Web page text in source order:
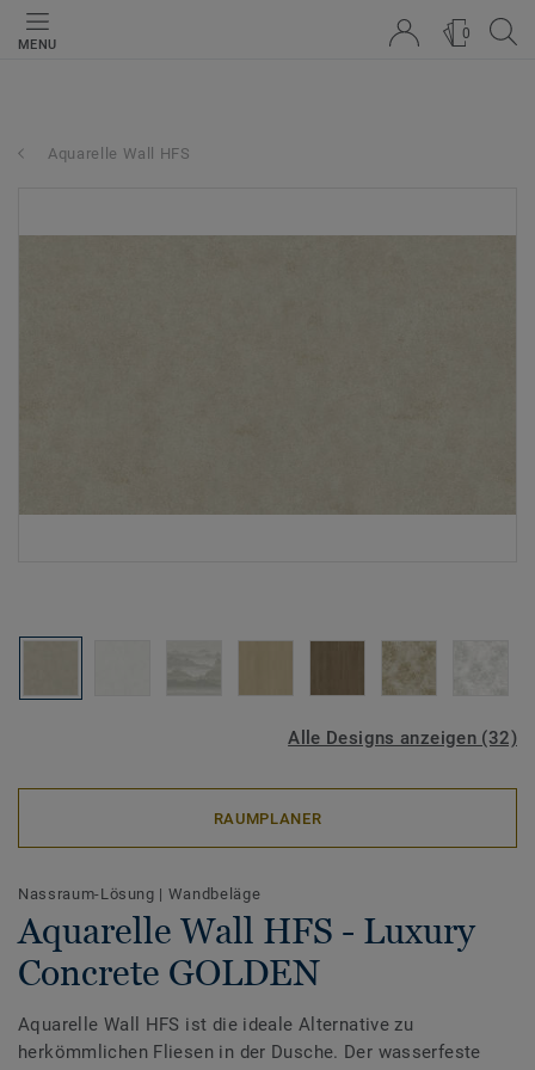
MENU
0
Aquarelle Wall HFS
Alle Designs anzeigen (32)
RAUMPLANER
Nassraum-Lösung | Wandbeläge
Aquarelle Wall HFS - Luxury
Concrete GOLDEN
Aquarelle Wall HFS ist die ideale Alternative zu
herkömmlichen Fliesen in der Dusche. Der wasserfeste